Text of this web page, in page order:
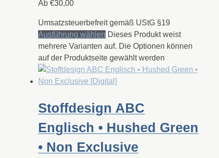
Ab €30,00
Umsatzsteuerbefreit gemäß UStG §19
Ausführung wählen Dieses Produkt weist
mehrere Varianten auf. Die Optionen können
auf der Produktseite gewählt werden
Stoffdesign ABC
Englisch • Hushed Green
• Non Exclusive